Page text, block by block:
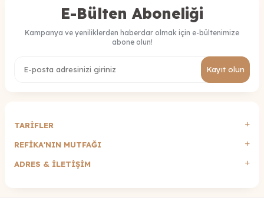
E-Bülten Aboneliği
Kampanya ve yeniliklerden haberdar olmak için e-bültenimize
abone olun!
Kayıt olun
TARİFLER
REFİKA'NIN MUTFAĞI
ADRES & İLETIŞIM